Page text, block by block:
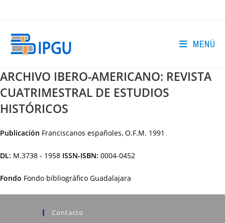
MENÚ
ARCHIVO IBERO-AMERICANO: REVISTA
CUATRIMESTRAL DE ESTUDIOS
HISTÓRICOS
Publicación Franciscanos españoles, O.F.M. 1991
DL: M.3738 - 1958 ISSN-ISBN: 0004-0452
Fondo Fondo bibliográfico Guadalajara
Contacto